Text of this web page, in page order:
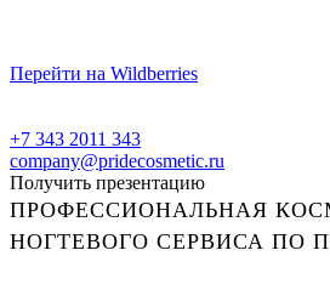
Перейти на Wildberries
+7 343 2011 343
company@pridecosmetic.ru
Получить презентацию
ПРОФЕССИОНАЛЬНАЯ
НОГТЕВОГО СЕРВИСА ПО